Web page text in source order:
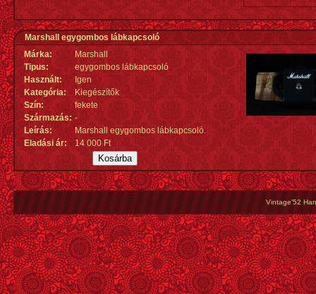
Marshall egygombos lábkapcsoló
Márka:
Marshall
Tipus:
egygombos lábkapcsoló
Használt:
Igen
Kategória:
Kiegészítők
Szín:
fekete
Származás: -
Leírás:
Marshall egygombos lábkapcsoló.
Eladási ár:
14 000 Ft
Vintage'52